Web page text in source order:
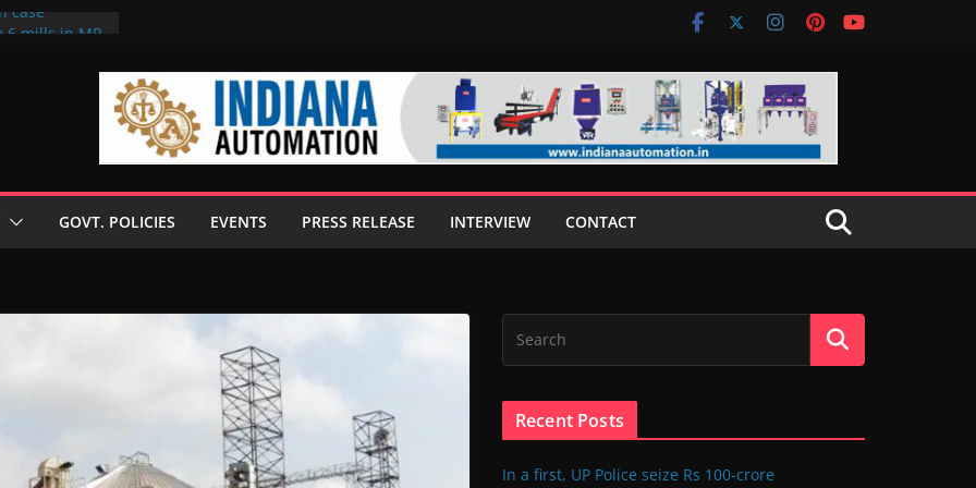
case
GOVT. POLICIES EVENTS PRESS RELEASE INTERVIEW CONTACT
Recent Posts
In a first, UP Police seize Rs 100-crore